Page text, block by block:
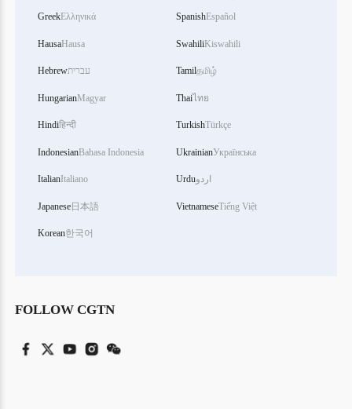
GreekΕλληνικά
HausaHausa
Hebrewעברית
HungarianMagyar
Hindiहिन्दी
IndonesianBahasa Indonesia
ItalianItaliano
Japanese日本語
Korean한국어
SpanishEspañol
SwahiliKiswahili
Tamilதமிழ்
Thaiไทย
TurkishTürkçe
UkrainianУкраїнська
Urduاردو
VietnameseTiếng Việt
FOLLOW CGTN